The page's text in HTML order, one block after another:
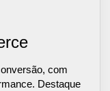
com
Destaque